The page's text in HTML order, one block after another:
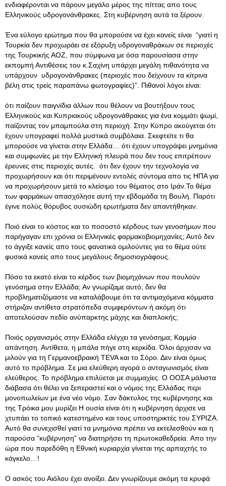
ενδιαφέρονται να πάρουν μεγάλο μέρος της πίττας απο τους
Ελληνικούς υδρογονάνθρακες. Στη κυβέρνηση αυτά τα ξέρουν.
Ένα εύλογο ερώτημα που θα μπορούσε να έχει κανείς είναι “γιατί η
Τουρκία δεν προχωράει σε εξόρυξη υδρογοναθράκων σε περιοχές
της Τουρκικής ΑΟΖ, που σύμφωνα με όσα παρουσίασα στην
εκπομπή Αντιθέσεις του κ.Σαχίνη υπάρχει μεγάλη πιθανότητα να
υπάρχουν υδρογονάνθρακες (περιοχές που δείχνουν τα κίτρινα
βέλη στις τρείς παραπάνω φωτογραφίες)”. Πιθανοί λόγοι είναι:
ότι παίζουν παιγνίδια άλλων που θέλουν να βουτήξουν τους
Ελληνικούς και Κυπριακούς υδρογονάθρακες για ένα κομμάτι ψωμί,
παίζοντας τον μπαμπούλα στη περιοχή. Στην Κύπρο ακούγεται ότι
έχουν υπογραφεί πολλά μυστικά συμβόλαια. Σκεφτείτε τι θα
μπορούσε να γίνεται στην Ελλάδα… ότι έχουν υπογράψει μνημόνια
και συμφωνίες με την Ελληνική πλευρά που δεν τους επιτρέπουν
έρευνες στις περιοχές αυτές. ότι δεν έχουν την τεχνολογία να
προχωρήσουν και ότι περιμένουν εντολές σύντομα απο τις ΗΠΑ για
να προχωρήσουν μετά το κλείσιμο του θέματος στο Ιράν.To θέμα
των φαρμάκων απασχόλησε αυτή την εβδομάδα τη Βουλή. Παρότι
έγινε πολύς θόρυβος ουσιώδη ερωτήματα δεν απαντήθηκαν.
Ποιό είναι το κόστος και το ποσοστό κέρδους των γενοσήμων που
παρήγαγαν επι χρόνια οι Ελληνικές φαρμακοβιομηχανίες; Αυτό δεν
το άγγιξε κανείς απο τους φανατικά ομιλούντες για το θέμα ούτε
φυσικά κανείς απο τους μεγάλους δημοσιογράφους.
Πόσo τα εκατό είναι το κέρδος των βιομηχάνων που πουλούν
γενόσημα στην Ελλάδα; Αν γνωρίζαμε αυτό, δεν θα
προβληματιζόμαστε να καταλάβουμε ότι τα αντιμαχόμενα κόμματα
στήριζαν αντίθετα στρατόπεδα συμφερόντων ή ακόμη ότι
αποτελούσαν πεδίο ανύπαρκτης μάχης και διαπλοκής;
Ποιός οργανισμός στην Ελλάδα ελέγχει τα γενόσημα; Καμμία
απάντηση. Αντίθετα, η μπάλα πήγε στη κερκίδα. Όλοι άρχισαν να
μιλούν για τη Γερμανοεβραική ΤΕVA και το Σόρο. Δεν είναι όμως
αυτό το πρόβλημα. Σε μια ελεύθερη αγορά ο ανταγωνισμός είναι
ελεύθερος. Το πρόβλημα επιλύεται με συμμαχίες. Ο ΟΟΣΑ μάλιστα
διάβασα ότι θέλει να ξεπεραστεί και ο νόμος της Ελλάδας περι
μονοπωλείων με ένα νέο νόμο. Σαν δάκτυλος της κυβέρνησης και
της Τρόικα μου μυρίζει Η ουσία είναι ότι η κυβέρνηση άρχισε να
χτυπάει το τοπικό κατεστημένο και τους υποστηρικτές του ΣΥΡΙΖΑ.
Αυτό θα συνεχισθεί γιατί τα μνημόνια πρέπει να εκτελεσθούν και η
παρούσα “κυβέρνηση” να διατηρήσει τη πρωτοκαθεδρεία. Aπο την
ώρα που παρεδόθη η Εθνική κυριαρχία γίνεται της αρπαχτής το
κάγκελο…!
Ο ασκός του Αιόλου έχει ανοίξει. Δεν γνωρίζουμε ακόμη τα κρυφά